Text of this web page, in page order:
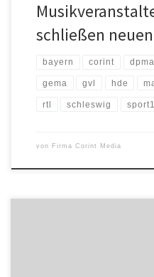
schließen
bayern corint dpma
gema gvl hde
rtl schleswig sport1
von Firma Corint Media